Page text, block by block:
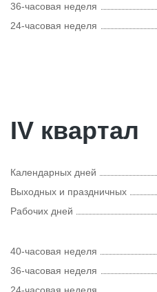
36-часовая неделя
24-часовая неделя
IV квартал
Календарных дней
Выходных и праздничных
Рабочих дней
40-часовая неделя
36-часовая неделя